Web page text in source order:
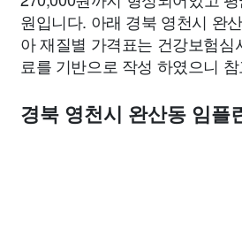
원입니다. 아래 경북 영천시 완
아 재질별 가격표는 건강보험심
료를 기반으로 작성 하였으니
경북 영천시 완산동 임플